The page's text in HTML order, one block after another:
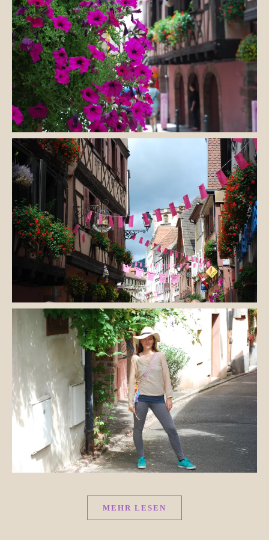
MEHR LESEN